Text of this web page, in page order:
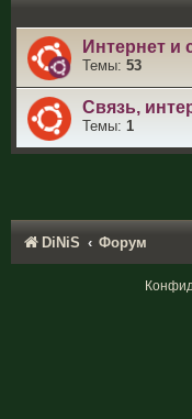
Интернет и
Темы: 53
Связь,
Темы: 1
DiNiS Форум